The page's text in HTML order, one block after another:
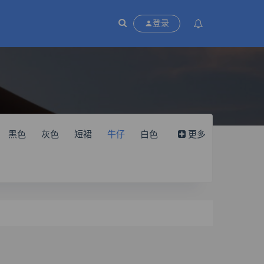
登录
黑色 灰色 短裙 牛仔 白色 更多